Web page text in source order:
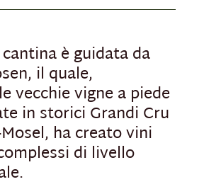
è guidata da
il quale,
vecchie vigne a piede
in storici Grandi Cru
ha creato vini
di livello